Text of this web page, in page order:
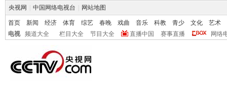
央视网 中国网络电视台 网站地图
首页 新闻 经济 体育 综艺 春晚 戏曲 音乐 科教 青少 文化
艺术
电视
频道大全 栏目大全 节目大全 直播中国 赛事直播 网络